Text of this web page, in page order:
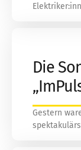
Die
Gestern